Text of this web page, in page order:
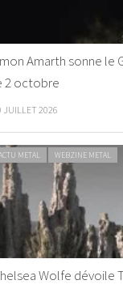
Amarth sonne le
2 octobre
JUILLET 2026
METAL WEBZINE METAL
Wolfe dévoile